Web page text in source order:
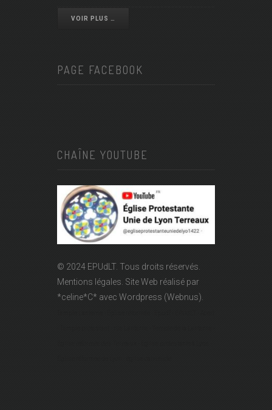
VOIR PLUS …
PAGE FACEBOOK
CHAÎNE YOUTUBE
© 2024 EPUdLT. Tous droits réservés.
Mentions légales. Site Web réalisé par
*celine*C* avec Wordpress (Webnus).